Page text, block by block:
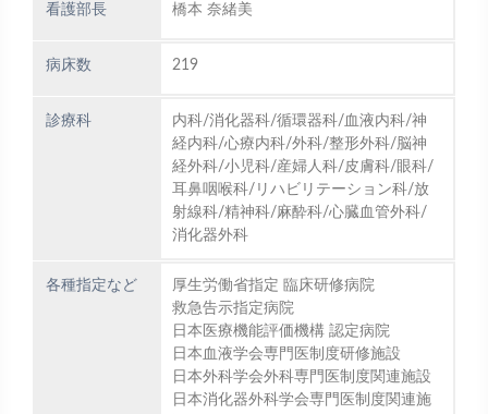
看護部長 橋本 奈緒美
病床数 219
診療科
内科/消化器科/循環器科/血液内科/神
経内科/心療内科/外科/整形外科/脳神
経外科/小児科/産婦人科/皮膚科/眼科/
耳鼻咽喉科/リハビリテーション科/放
射線科/精神科/麻酔科/心臓血管外科/
消化器外科
各種指定など
厚生労働省指定 臨床研修病院
救急告示指定病院
日本医療機能評価機構 認定病院
日本血液学会専門医制度研修施設
日本外科学会外科専門医制度関連施設
日本消化器外科学会専門医制度関連施